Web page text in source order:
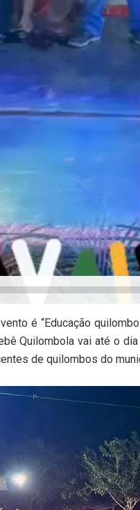
é “Educação
Quilombola vai até o
de quilombos do